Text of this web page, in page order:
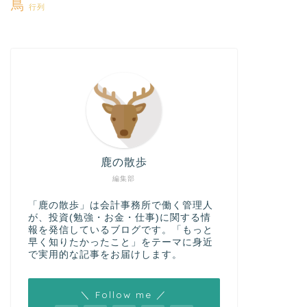
鳥 行列
編集部
鹿の散歩
「鹿の散歩」は会計事務所で働く管理人
が、投資(勉強・お金・仕事)に関する情
報を発信しているブログです。「もっと
早く知りたかったこと」をテーマに身近
で実用的な記事をお届けします。
＼ Follow me ／